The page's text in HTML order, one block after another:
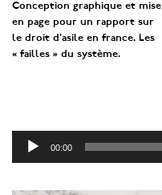
Conception graphique et mise
en page pour un rapport sur
le droit d’asile en france. Les
« failles » du système.
00:00